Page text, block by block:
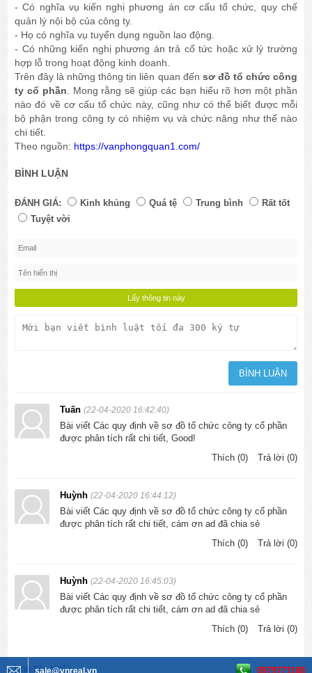
- Có nghĩa vụ kiến nghị phương án cơ cấu tổ chức, quy chế
quản lý nội bộ của công ty.
- Họ có nghĩa vụ tuyển dụng nguồn lao động.
- Có những kiến nghị phương án trả cổ tức hoặc xử lý trường
hợp lỗ trong hoạt động kinh doanh.
Trên đây là những thông tin liên quan đến sơ đồ tổ chức công
ty cổ phần . Mong rằng sẽ giúp các bạn hiểu rõ hơn một phần
nào đó về cơ cấu tổ chức này, cũng như có thể biết được mỗi
bộ phận trong công ty có nhiệm vụ và chức năng như thế nào
chi tiết.
Theo nguồn: ​ https://vanphongquan1.com/
BÌNH LUẬN
ĐÁNH GIÁ: Kinh khủng Quá tệ Trung bình
Rất tốt
Tuyệt vời
Tuấn(22-04-2020 16:42:40)
Bài viết Các quy định về sơ đồ tổ chức công ty cổ phần
được phân tích rất chi tiết, Good!
Thích (0)
Trả lời (0)
Huỳnh(22-04-2020 16:44:12)
Bài viết Các quy định về sơ đồ tổ chức công ty cổ phần
được phân tích rất chi tiết, cám ơn ad đã chia sẻ
Thích (0)
Trả lời (0)
Huỳnh(22-04-2020 16:45:03)
Bài viết Các quy định về sơ đồ tổ chức công ty cổ phần
được phân tích rất chi tiết, cám ơn ad đã chia sẻ
Thích (0)
Trả lời (0)
Tin Tức Khác
sale@vnreal.vn 0979771188